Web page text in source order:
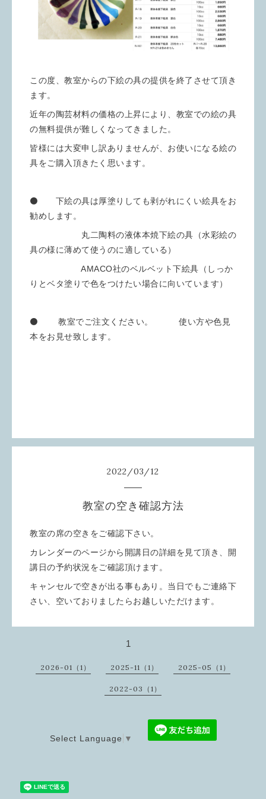
この度、教室からの下絵の具の提供を終了させて頂き
ます。
近年の陶芸材料の価格の上昇により、教室での絵の具
の無料提供が難しくなってきました。
皆様には大変申し訳ありませんが、お使いになる絵の
具をご購入頂きたく思います。
⚫️ 下絵の具は厚塗りしても剥がれにくい絵具をお
勧めします。
丸二陶料の液体本焼下絵の具（水彩絵の
具の様に薄めて使うのに適している）
AMACO社のベルベット下絵具（しっか
りとベタ塗りで色をつけたい場合に向いています）
⚫️ 教室でご注文ください。 使い方や色見
本をお見せ致します。
2022/03/12
教室の空き確認方法
教室の席の空きをご確認下さい。
カレンダーのページから開講日の詳細を見て頂き、開
講日の予約状況をご確認頂けます。
キャンセルで空きが出る事もあり。当日でもご連絡下
さい、空いておりましたらお越しいただけます。
1
2026-01（1） 2025-11（1） 2025-05（1）
2022-03（1）
Select Language ▼